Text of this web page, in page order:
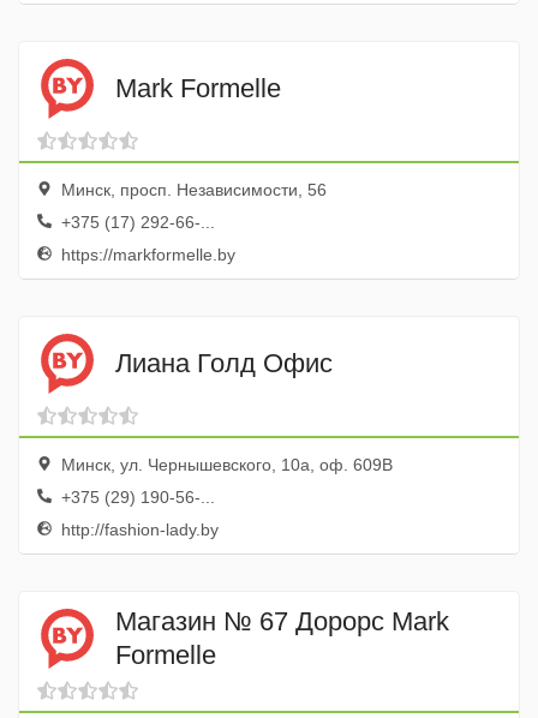
Mark Formelle
Минск, просп. Независимости, 56
+375 (17) 292-66-...
https://markformelle.by
Лиана Голд Офис
Минск, ул. Чернышевского, 10а, оф. 609В
+375 (29) 190-56-...
http://fashion-lady.by
Магазин № 67 Дорорс Mark
Formelle